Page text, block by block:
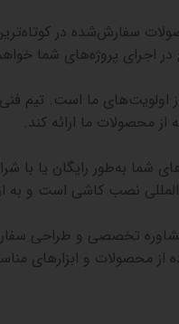
سفارش‌شده در
اجرای پروژه‌های شما
اولویت‌های ما است. تیم
از محصولات ما ارائه کند.
شما به‌طور رایگان یا با
نصب کاشی است و به
تخصصی و طراحی
از محصولات و ابزارهای